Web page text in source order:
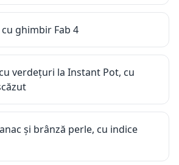
ghimbir Fab 4
verdețuri la Instant Pot, cu
și brânză perle, cu indice